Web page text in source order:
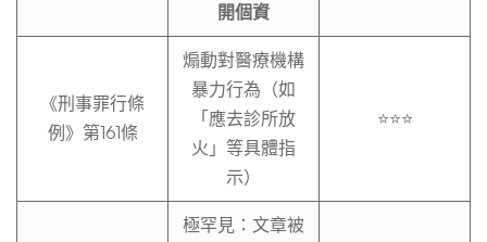
開個資
《刑事罪行條
例》第161條
煽動對醫療機構
暴力行為（如
「應去診所放
火」等具體指
示）
⭐⭐⭐
極罕見：文章被